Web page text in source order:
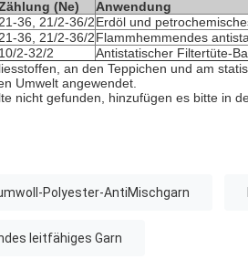
(Ne)
Anwendung
21-36, 21/2-36/2Erdöl und
21-36, 21/2-36/2Flammhemmendes
10/2-32/2
Antistatischer Filtertüte-
an den Teppichen und am
Umwelt angewendet.
nicht gefunden, hinzufügen es bitte in
Polyester-AntiMischgarn
leitfähiges Garn